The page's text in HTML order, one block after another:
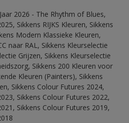
2026 - The Rhythm of Blues,
Sikkens RIJKS Kleuren, Sikkens
Modern Klassieke Kleuren,
naar RAL, Sikkens Kleurselectie
Grijzen, Sikkens Kleurselectie
Sikkens 200 Kleuren voor
Kleuren (Painters), Sikkens
Sikkens Colour Futures 2024,
Sikkens Colour Futures 2022,
Sikkens Colour Futures 2019,